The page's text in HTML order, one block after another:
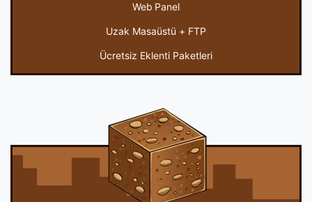
Web Panel
Uzak Masaüstü + FTP
Ücretsiz Eklenti Paketleri